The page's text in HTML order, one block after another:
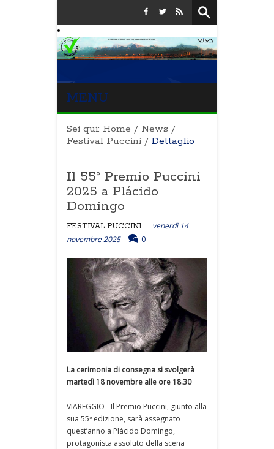
MENU
Sei qui: Home / News /
Festival Puccini / Dettaglio
Il 55° Premio Puccini
2025 a Plácido
Domingo
FESTIVAL PUCCINI
venerdì 14
novembre 2025
0
La cerimonia di consegna si svolgerà
martedì 18 novembre alle ore 18.30
VIAREGGIO - Il Premio Puccini, giunto alla
sua 55ª edizione, sarà assegnato
quest’anno a Plácido Domingo,
protagonista assoluto della scena